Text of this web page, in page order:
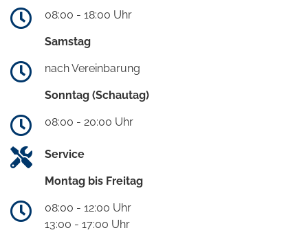
08:00 - 18:00 Uhr
Samstag
nach Vereinbarung
Sonntag (Schautag)
08:00 - 20:00 Uhr
Service
Montag bis Freitag
08:00 - 12:00 Uhr
13:00 - 17:00 Uhr